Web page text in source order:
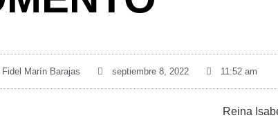
Fidel Marín Barajas septiembre 8, 2022 11:52 am